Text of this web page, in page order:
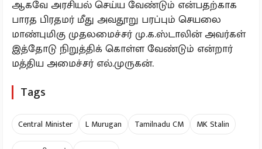
ஆகவே அரசியல் செய்ய வேண்டும் என்பதற்காக
பாரத பிரதமர் மீது அவதூறு பரப்பும் செயலை
மாண்புமிகு முதலமைச்சர் மு.க.ஸ்டாலின் அவர்கள்
இத்தோடு நிறுத்திக் கொள்ள வேண்டும் என்றார்
மத்திய அமைச்சர் எல்.முருகன்.
Tags
Central Minister L Murugan Tamilnadu CM
MK Stalin